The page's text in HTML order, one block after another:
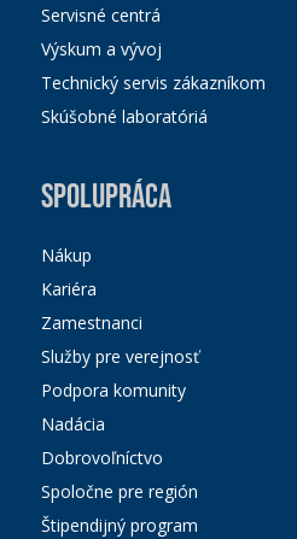
Servisné centrá
Výskum a vývoj
Technický servis zákazníkom
Skúšobné laboratóriá
SPOLUPRÁCA
Nákup
Kariéra
Zamestnanci
Služby pre verejnosť
Podpora komunity
Nadácia
Dobrovoľníctvo
Spoločne pre región
Štipendijný program